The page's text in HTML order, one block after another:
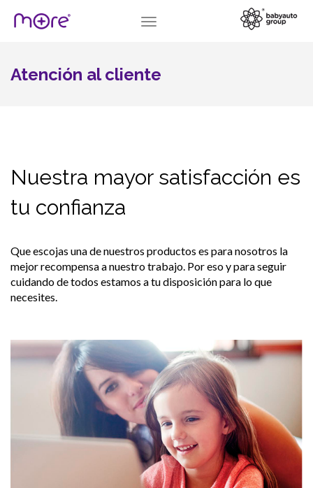
Toggle
Atención al cliente
Nuestra mayor satisfacción es
tu confianza
Que escojas una de nuestros productos es para nosotros la
mejor recompensa a nuestro trabajo. Por eso y para seguir
cuidando de todos estamos a tu disposición para lo que
necesites.